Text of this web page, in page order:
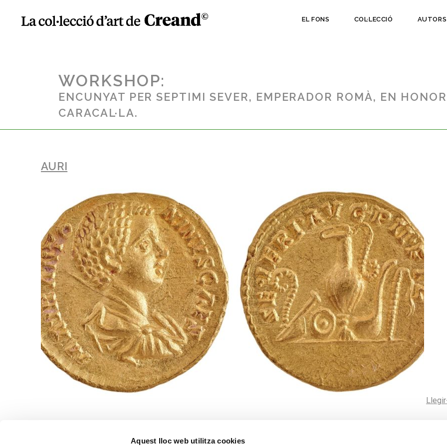
Aquest lloc web utilitza cookies
EL FONS COL·LECCIÓ AUTORS
WORKSHOP:
ENCUNYAT PER SEPTIMI SEVER, EMPERADOR ROMÀ, EN
CARACAL·LA.
AURI